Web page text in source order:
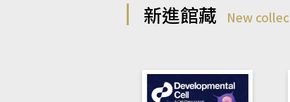
新進館藏 New